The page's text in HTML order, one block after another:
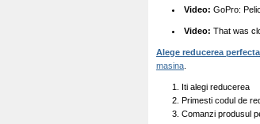
Video: GoPro:
Video: That was
Alege reducerea perfecta
masina
Iti alegi reducerea
Primesti codul de
Comanzi produsul